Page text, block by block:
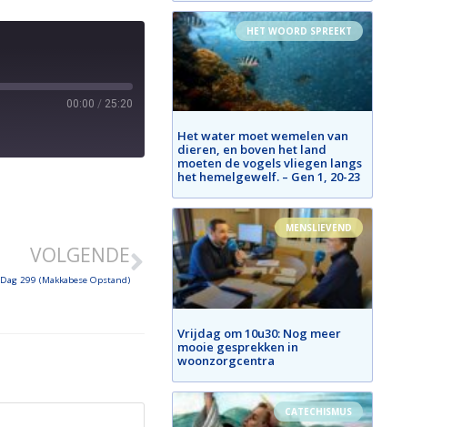
00:00 / 25:20
VOLGENDE
Dag 299 (Makkabese Opstand)
HET WOORD SPREEKT
Het water moet wemelen van
dieren, en boven het land
moeten de vogels vliegen langs
het hemelgewelf. – Gen 1, 20-23
MENSLIEVEND
Vrijdag om 10u30: Nog meer
mooie gesprekken in
woonzorgcentra
CATECHISMUS